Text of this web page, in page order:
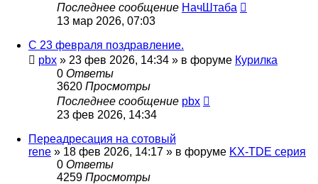
Последнее сообщение НачШтаба
13 мар 2026, 07:03
С 23 февраля поздравление.
pbx » 23 фев 2026, 14:34 » в форуме Курилка
0 Ответы
3620 Просмотры
Последнее сообщение pbx
23 фев 2026, 14:34
Переадресация на сотовый
rene » 18 фев 2026, 14:17 » в форуме KX-TDE серия
0 Ответы
4259 Просмотры